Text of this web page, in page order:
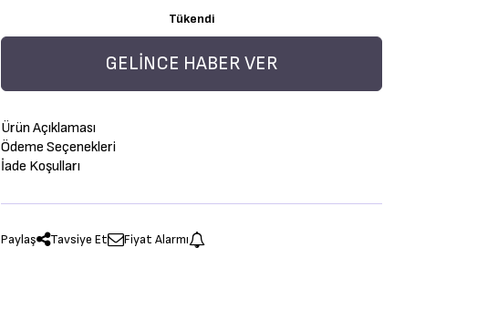
Tükendi
GELINCE HABER VER
Ürün Açıklaması
Ödeme Seçenekleri
İade Koşulları
Paylaş Tavsiye Et Fiyat Alarmı